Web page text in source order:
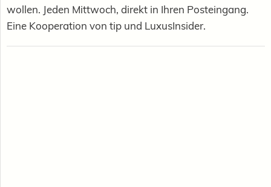
wollen. Jeden Mittwoch, direkt in Ihren Posteingang.
Eine Kooperation von tip und LuxusInsider.